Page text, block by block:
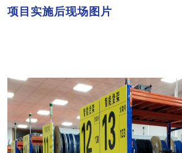
项目实施后现场图片